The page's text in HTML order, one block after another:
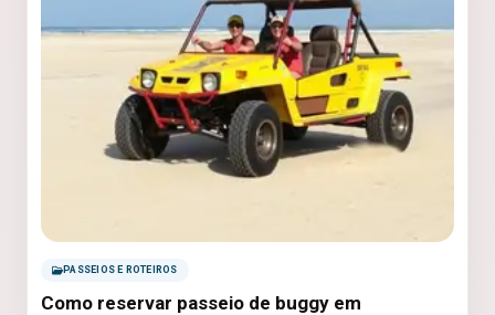
PASSEIOS E ROTEIROS
Como reservar passeio de buggy em